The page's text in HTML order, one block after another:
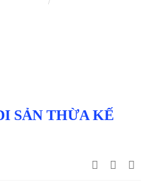
SẢN THỪA KẾ